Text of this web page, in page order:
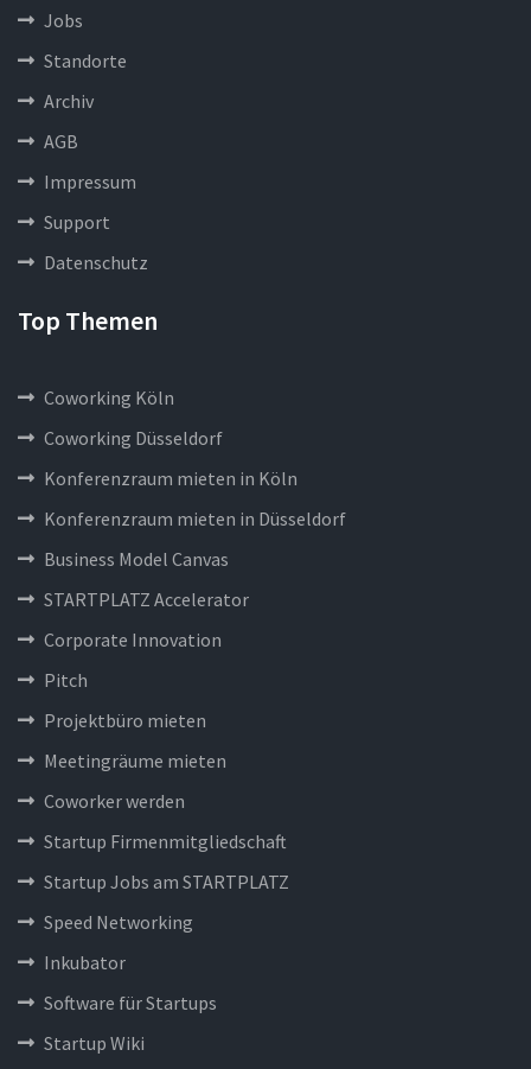
Jobs
Standorte
Archiv
AGB
Impressum
Support
Datenschutz
Top Themen
Coworking Köln
Coworking Düsseldorf
Konferenzraum mieten in Köln
Konferenzraum mieten in Düsseldorf
Business Model Canvas
STARTPLATZ Accelerator
Corporate Innovation
Pitch
Projektbüro mieten
Meetingräume mieten
Coworker werden
Startup Firmenmitgliedschaft
Startup Jobs am STARTPLATZ
Speed Networking
Inkubator
Software für Startups
Startup Wiki